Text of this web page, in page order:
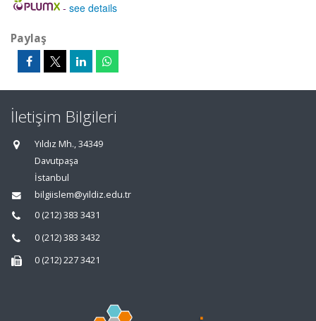
- see details
Paylaş
İletişim Bilgileri
Yıldız Mh., 34349
Davutpaşa
İstanbul
bilgiislem@yildiz.edu.tr
0 (212) 383 3431
0 (212) 383 3432
0 (212) 227 3421